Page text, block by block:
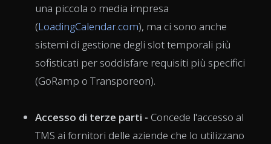
una piccola o media impresa
(LoadingCalendar.com), ma ci sono anche
sistemi di gestione degli slot temporali più
sofisticati per soddisfare requisiti più specifici
(GoRamp o Transporeon).
Accesso di terze parti - Concede l'accesso al
TMS ai fornitori delle aziende che lo utilizzano